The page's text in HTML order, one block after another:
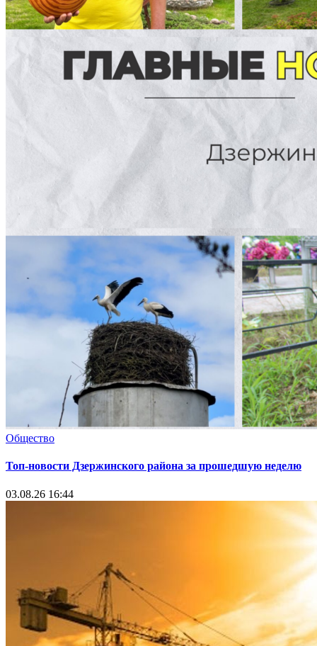
Общество
Топ-новости Дзержинского района за прошедшую неделю
03.08.26 16:44